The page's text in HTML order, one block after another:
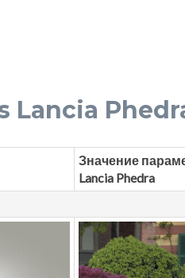
Lancia
Значение
Lancia Phedra